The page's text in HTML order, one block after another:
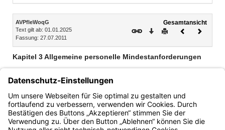
Inhalt
AVPfleWoqG
Text gilt ab: 01.01.2025
Fassung: 27.07.2011
Gesamtansicht
Download
DruckenVorheriges
Kapitel 3 Allgemeine personelle Mindestanforderungen
Wohnformen
§ 10 Fachkräfte
§ 11 Fort- und Weiterbildung